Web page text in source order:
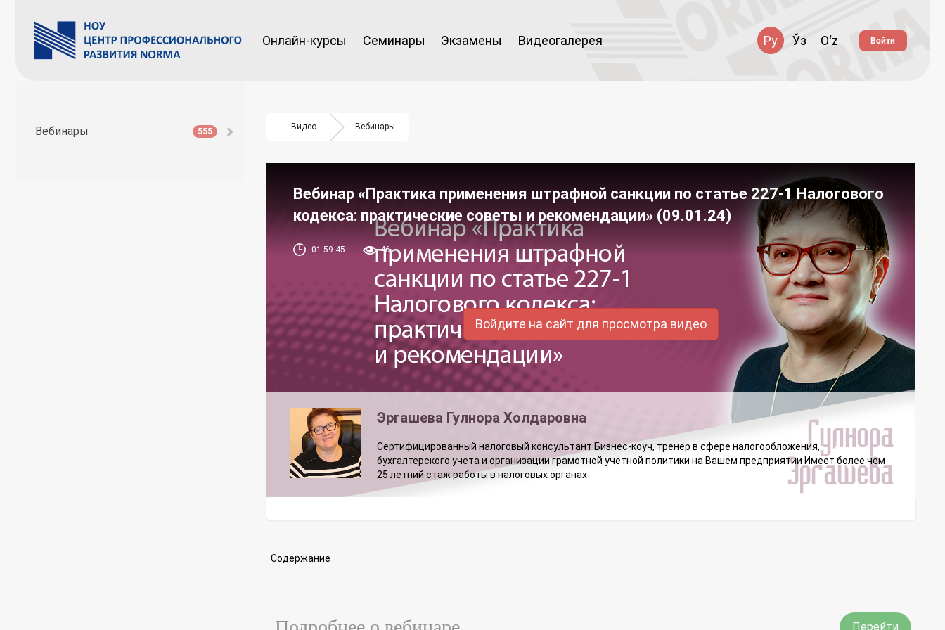
Онлайн-курсы Семинары Экзамены Видеогалерея Ру Ўз Oʻz Войти
Вебинары 555 Видео Вебинары
Вебинар «Практика применения штрафной санкции по статье 227-1 Налогового
кодекса: практические советы и рекомендации» (09.01.24)
01:59:45 46
Войдите на сайт для просмотра видео
Эргашева Гулнора Холдаровна
Сертифицированный налоговый консультант Бизнес-коуч, тренер в сфере налогообложения,
бухгалтерского учета и организации грамотной учётной политики на Вашем предприятии Имеет более чем
25 летний стаж работы в налоговых органах
Содержание
Перейти